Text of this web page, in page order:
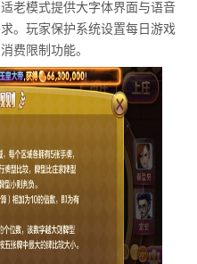
老模式提供大字体界面与语音
。玩家保护系统设置每日游戏
费限制功能。